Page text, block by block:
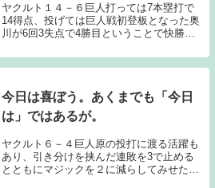
ヤクルト１４－６巨人打っては7本塁打で
14得点、投げては巨人戦初登板となった奥
川が6回3失点で4勝目ということで快勝で
ていることを考えるとまだまだである。巨
人に少しでもダメージを与えたいのであれ
今日は喜ぼう。あくまでも「今日
は」ではあるが。
ヤクルト６－４巨人原の投打に渡る活躍も
あり、引き分けを挟んだ連敗を3で止める
とともにマジックを２に減らしてみせた。